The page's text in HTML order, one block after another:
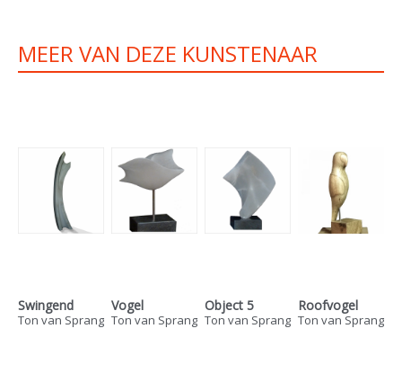
MEER VAN DEZE KUNSTENAAR
Swingend
Ton van Sprang
Vogel
Ton van Sprang
Object 5
Ton van Sprang
Roofvogel
Ton van Sprang